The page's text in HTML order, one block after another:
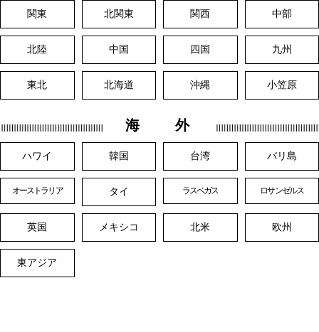
関東 北関東 関西 中部
北陸 中国 四国 九州
東北 北海道 沖縄 小笠原
海 外
ハワイ 韓国 台湾 バリ島
オーストラリア タイ ラスベガス ロサンゼルス
英国 メキシコ 北米 欧州
東アジア